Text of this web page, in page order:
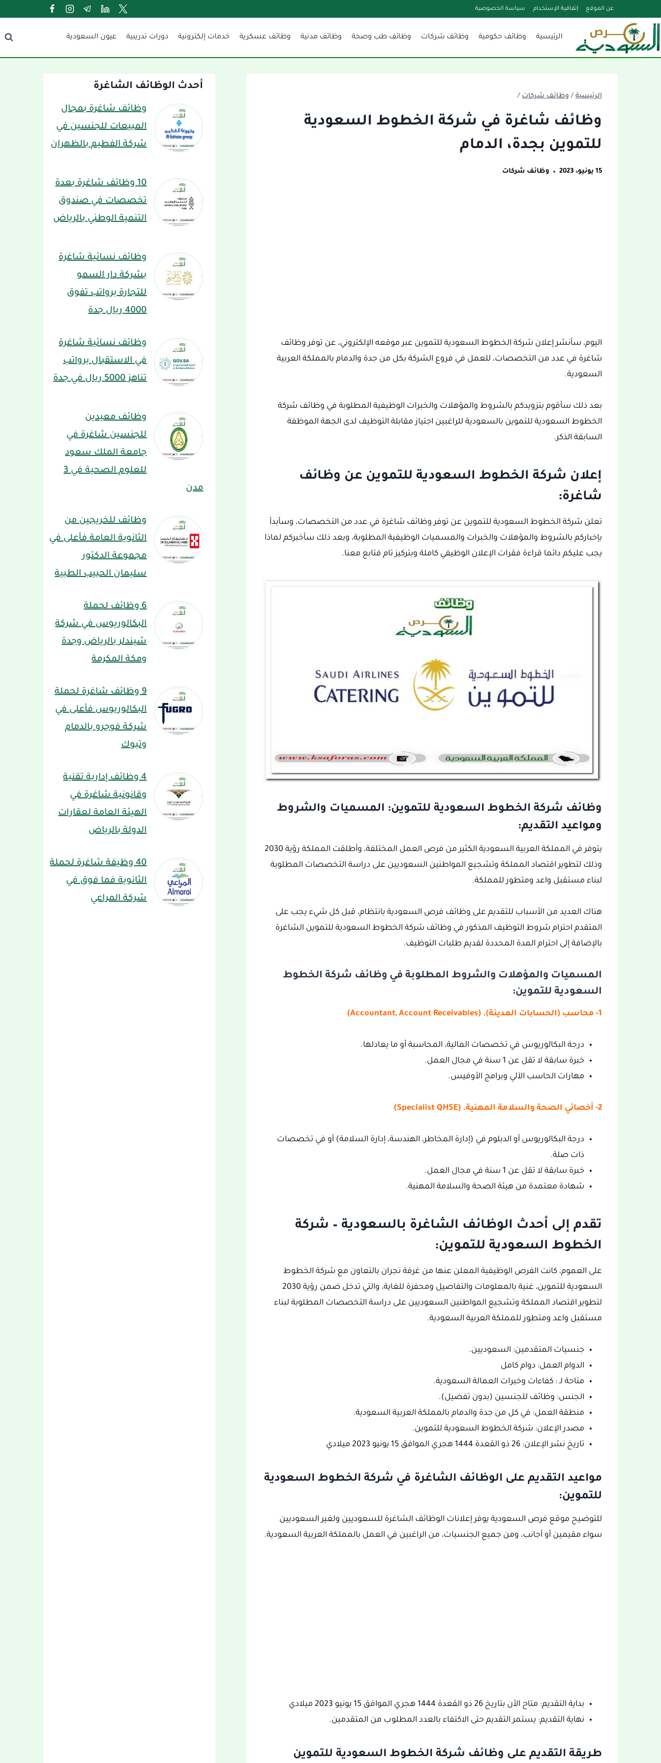
إلى
المحتوى
عن الموقع إتفاقية الإستخدام سياسة الخصوصية
الرئيسية وظائف حكومية وظائف شركات وظائف طب وصحة وظائف مدنية وظائف عسكرية خدمات إلكترونية دورات تدريبية عيون السعودية
الرئيسية / وظائف شركات /
وظائف شاغرة في شركة الخطوط السعودية
للتموين بجدة، الدمام
15 يونيو، 2023 وظائف شركات
اليوم، سأنشر إعلان شركة الخطوط السعودية للتموين عبر موقعه الإلكتروني، عن توفر وظائف
شاغرة في عدد من التخصصات، للعمل في فروع الشركة بكل من جدة والدمام بالمملكة العربية
السعودية.
بعد ذلك سأقوم بتزويدكم بالشروط والمؤهلات والخبرات الوظيفية المطلوبة في وظائف شركة
الخطوط السعودية للتموين بالسعودية للراغبين اجتياز مقابلة التوظيف لدى الجهة الموظفة
السابقة الذكر.
إعلان شركة الخطوط السعودية للتموين عن وظائف
شاغرة:
تعلن شركة الخطوط السعودية للتموين عن توفر وظائف شاغرة في عدد من التخصصات، وسأبدأ
بإخباركم بالشروط والمؤهلات والخبرات والمسميات الوظيفية المطلوبة، وبعد ذلك سأخبركم لماذا
يجب عليكم دائما قراءة فقرات الإعلان الوظيفي كاملة وبتركيز تام فتابع معنا.
وظائف شركة الخطوط السعودية للتموين: المسميات والشروط
ومواعيد التقديم:
يتوفر في المملكة العربية السعودية الكثير من فرص العمل المختلفة، وأطلقت المملكة رؤية 2030
وذلك لتطوير اقتصاد المملكة وتشجيع المواطنين السعوديين على دراسة التخصصات المطلوبة
لبناء مستقبل واعد ومتطور للمملكة.
هناك العديد من الأسباب للتقديم على وظائف فرص السعودية بانتظام، قبل كل شيء يجب على
المتقدم احترام شروط التوظيف المذكور في وظائف شركة الخطوط السعودية للتموين الشاغرة
بالإضافة إلى احترام المدة المحددة لقديم طلبات التوظيف.
المسميات والمؤهلات والشروط المطلوبة في وظائف شركة الخطوط
السعودية للتموين:
1- محاسب (الحسابات المدينة). (Accountant, Account Receivables)
درجة البكالوريوس في تخصصات المالية، المحاسبة أو ما يعادلها.
خبرة سابقة لا تقل عن 1 سنة في مجال العمل.
مهارات الحاسب الآلي وبرامج الأوفيس.
2- أخصائي الصحة والسلامة المهنية. (Specialist QHSE)
درجة البكالوريوس أو الدبلوم في (إدارة المخاطر، الهندسة، إدارة السلامة) أو في تخصصات
ذات صلة.
خبرة سابقة لا تقل عن 1 سنة في مجال العمل.
شهادة معتمدة من هيئة الصحة والسلامة المهنية.
تقدم إلى أحدث الوظائف الشاغرة بالسعودية – شركة
الخطوط السعودية للتموين:
على العموم، كانت الفرص الوظيفية المعلن عنها من غرفة نجران بالتعاون مع شركة الخطوط
السعودية للتموين، غنية بالمعلومات والتفاصيل ومحفزة للغاية، والتي تدخل ضمن رؤية 2030
لتطوير اقتصاد المملكة وتشجيع المواطنين السعوديين على دراسة التخصصات المطلوبة لبناء
مستقبل واعد ومتطور للمملكة العربية السعودية.
جنسيات المتقدمين: السعوديين.
الدوام العمل: دوام كامل
متاحة لـ : كفاءات وخبرات العمالة السعودية.
الجنس: وظائف للجنسين (بدون تفضيل).
منطقة العمل: في كل من جدة والدمام بالمملكة العربية السعودية.
مصدر الإعلان: شركة الخطوط السعودية للتموين.
تاريخ نشر الإعلان: 26 ذو القعدة 1444 هجري الموافق 15 يونيو 2023 ميلادي
مواعيد التقديم على الوظائف الشاغرة في شركة الخطوط السعودية
للتموين:
للتوضيح موقع فرص السعودية يوفر إعلانات الوظائف الشاغرة للسعوديين ولغير السعوديين
سواء مقيمين أو أجانب، ومن جميع الجنسيات، من الراغبين في العمل بالمملكة العربية السعودية.
بداية التقديم: متاح الأن بتاريخ 26 ذو القعدة 1444 هجري الموافق 15 يونيو 2023 ميلادي
نهاية التقديم: يستمر التقديم حتى الاكتفاء بالعدد المطلوب من المتقدمين.
طريقة التقديم على وظائف شركة الخطوط السعودية للتموين
أحدث الوظائف الشاغرة
وظائف شاغرة بمجال
المبيعات للجنسين في
شركة الفطيم بالظهران
10 وظائف شاغرة بعدة
تخصصات في صندوق
التنمية الوطني بالرياض
وظائف نسائية شاغرة
بشركة دار السمو
للتجارة برواتب تفوق
4000 ريال جدة
وظائف نسائية شاغرة
في الاستقبال برواتب
تناهز 5000 ريال في جدة
وظائف معيدين
للجنسين شاغرة في
جامعة الملك سعود
للعلوم الصحية في 3
مدن
وظائف للخريجين من
الثانوية العامة فأعلى في
مجموعة الدكتور
سليمان الحبيب الطبية
6 وظائف لحملة
البكالوريوس في شركة
شيندلر بالرياض وجدة
ومكة المكرمة
9 وظائف شاغرة لحملة
البكالوريوس فأعلى في
شركة فوجرو بالدمام
وتبوك
4 وظائف إدارية تقنية
وقانونية شاغرة في
الهيئة العامة لعقارات
الدولة بالرياض
40 وظيفة شاغرة لحملة
الثانوية فما فوق في
شركة المراعي